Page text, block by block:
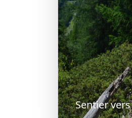
Sentier